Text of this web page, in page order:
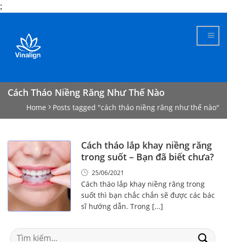
;
content
Cách Tháo Niềng Răng Như Thế Nào
Home Posts tagged "cách tháo niềng răng như thế nào"
Cách tháo lắp khay niềng răng
trong suốt – Bạn đã biết chưa?
25/06/2021
Cách tháo lắp khay niềng răng trong
suốt thì bạn chắc chắn sẽ được các bác
sĩ hướng dẫn. Trong [...]
Search